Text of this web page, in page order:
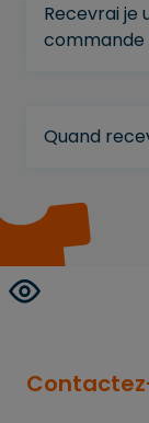
Recevrai je
commande
Quand